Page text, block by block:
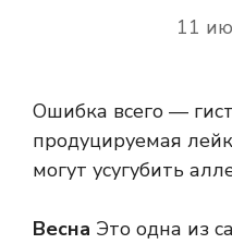
11
Ошибка всего —
продуцируемая
могут усугубить
Весна Это одна из